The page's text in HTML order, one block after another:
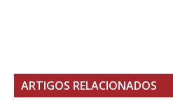
ARTIGOS RELACIONADOS